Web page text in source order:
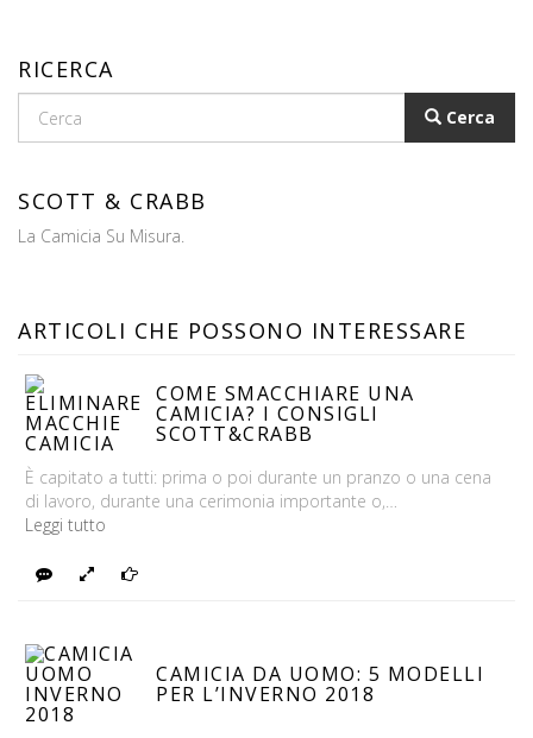
RICERCA
Cerca
SCOTT & CRABB
La Camicia Su Misura.
ARTICOLI CHE POSSONO INTERESSARE
COME SMACCHIARE UNA
CAMICIA? I CONSIGLI
SCOTT&CRABB
È capitato a tutti: prima o poi durante un pranzo o una cena
di lavoro, durante una cerimonia importante o,…
Leggi tutto
FotoContinua
CAMICIA DA UOMO: 5 MODELLI
PER L’INVERNO 2018